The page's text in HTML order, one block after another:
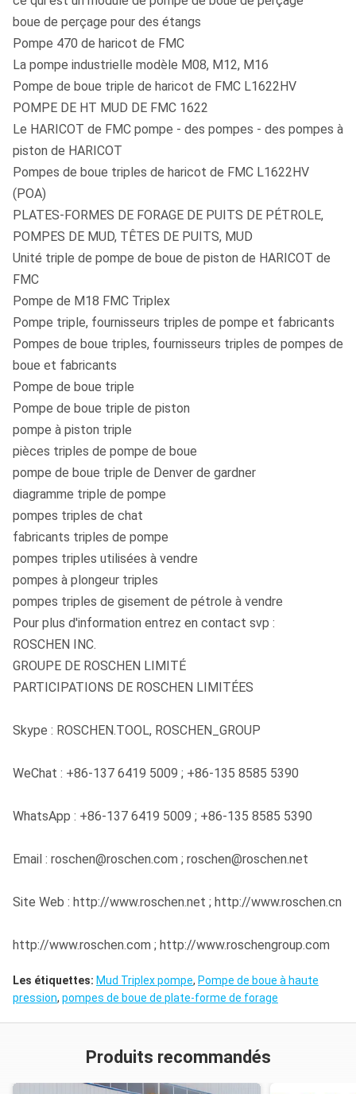
boue de perçage pour des étangs
Pompe 470 de haricot de FMC
La pompe industrielle modèle M08, M12, M16
Pompe de boue triple de haricot de FMC L1622HV
POMPE DE HT MUD DE FMC 1622
Le HARICOT de FMC pompe - des pompes - des pompes à
piston de HARICOT
Pompes de boue triples de haricot de FMC L1622HV
(POA)
PLATES-FORMES DE FORAGE DE PUITS DE PÉTROLE,
POMPES DE MUD, TÊTES DE PUITS, MUD
Unité triple de pompe de boue de piston de HARICOT de
FMC
Pompe de M18 FMC Triplex
Pompe triple, fournisseurs triples de pompe et fabricants
Pompes de boue triples, fournisseurs triples de pompes de
boue et fabricants
Pompe de boue triple
Pompe de boue triple de piston
pompe à piston triple
pièces triples de pompe de boue
pompe de boue triple de Denver de gardner
diagramme triple de pompe
pompes triples de chat
fabricants triples de pompe
pompes triples utilisées à vendre
pompes à plongeur triples
pompes triples de gisement de pétrole à vendre
Pour plus d'information entrez en contact svp :
ROSCHEN INC.
GROUPE DE ROSCHEN LIMITÉ
PARTICIPATIONS DE ROSCHEN LIMITÉES
Skype : ROSCHEN.TOOL, ROSCHEN_GROUP
WeChat : +86-137 6419 5009 ; +86-135 8585 5390
WhatsApp : +86-137 6419 5009 ; +86-135 8585 5390
Email : roschen@roschen.com ; roschen@roschen.net
Site Web : http://www.roschen.net ; http://www.roschen.cn
http://www.roschen.com ; http://www.roschengroup.com
Les étiquettes: Mud Triplex pompe, Pompe de boue à haute
pression, pompes de boue de plate-forme de forage
Produits recommandés